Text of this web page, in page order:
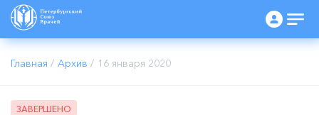
Главная / Архив / 16 января 2020
ЗАВЕРШЕНО